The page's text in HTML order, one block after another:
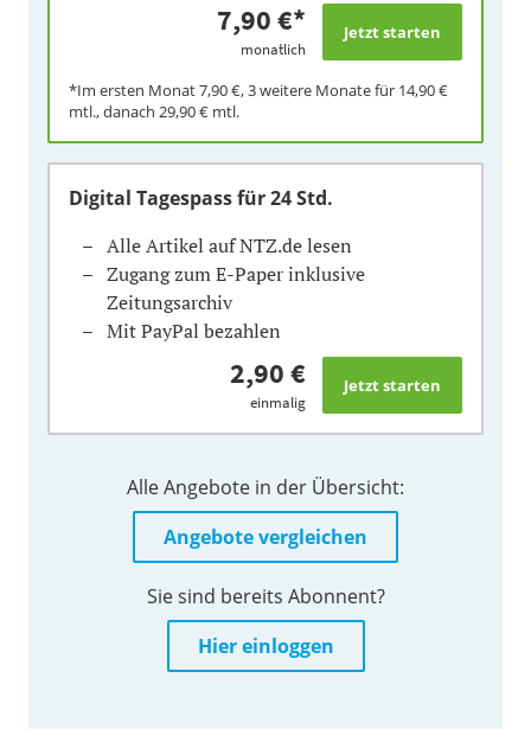
7,90 €*
monatlich
*Im ersten Monat7,90 €, 3 weitere Monate für 14,90 €
mtl., danach 29,90 € mtl.
Digital Tagespassfür 24 Std.
Alle Artikel auf NTZ.de lesen
Zugang zum E-Paper inklusive
Zeitungsarchiv
Mit PayPal bezahlen
2,90 €
einmalig
Alle Angebote in der Übersicht:
Angebote vergleichen
Sie sind bereits Abonnent?
Hier einloggen